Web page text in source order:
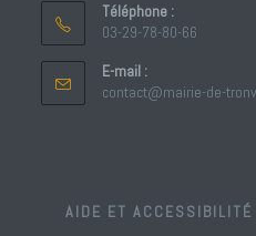
Téléphone :
03-29-78-80-66
dans
E-mail :
contact@mairie-de-
AIDE ET ACCESSIBILITÉ